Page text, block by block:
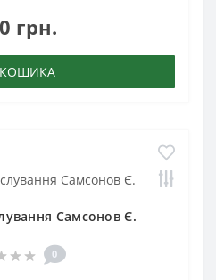
грн.
Самсонов Є.
0